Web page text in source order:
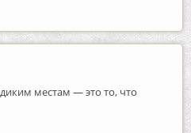
местам — это то, что